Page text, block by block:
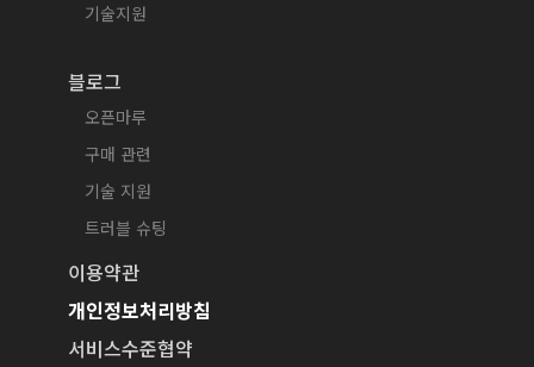
기술지원
블로그
오픈마루
구매 관련
기술 지원
트러블 슈팅
이용약관
개인정보처리방침
서비스수준협약